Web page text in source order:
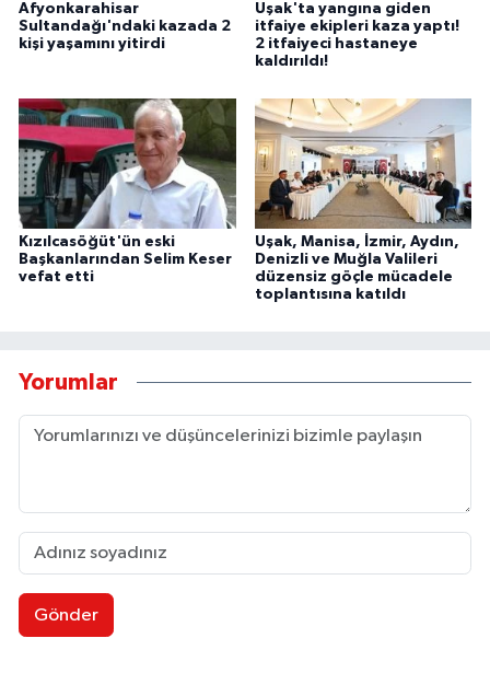
Afyonkarahisar
Sultandağı'ndaki kazada 2
kişi yaşamını yitirdi
Uşak'ta yangına giden
itfaiye ekipleri kaza yaptı!
2 itfaiyeci hastaneye
kaldırıldı!
Kızılcasöğüt'ün eski
Başkanlarından Selim Keser
vefat etti
Uşak, Manisa, İzmir, Aydın,
Denizli ve Muğla Valileri
düzensiz göçle mücadele
toplantısına katıldı
Yorumlar
Gönder